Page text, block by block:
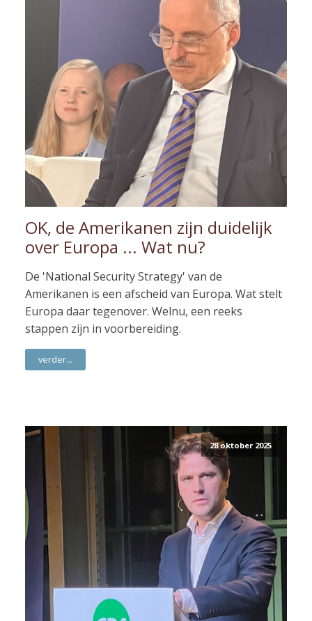
OK, de Amerikanen zijn duidelijk
over Europa ... Wat nu?
De 'National Security Strategy' van de
Amerikanen is een afscheid van Europa. Wat stelt
Europa daar tegenover. Welnu, een reeks
stappen zijn in voorbereiding.
verder...
28 oktober 2025